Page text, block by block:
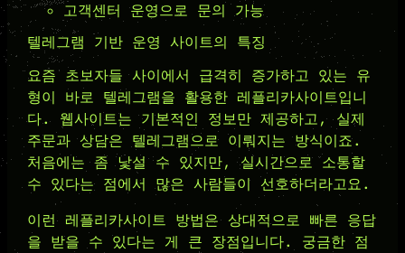
고객센터 운영으로 문의 가능
텔레그램 기반 운영 사이트의 특징
요즘 초보자들 사이에서 급격히 증가하고 있는 유
형이 바로 텔레그램을 활용한 레플리카사이트입니
다. 웹사이트는 기본적인 정보만 제공하고, 실제
주문과 상담은 텔레그램으로 이뤄지는 방식이죠.
처음에는 좀 낯설 수 있지만, 실시간으로 소통할
수 있다는 점에서 많은 사람들이 선호하더라고요.
이런 레플리카사이트 방법은 상대적으로 빠른 응답
을 받을 수 있다는 게 큰 장점입니다. 궁금한 점